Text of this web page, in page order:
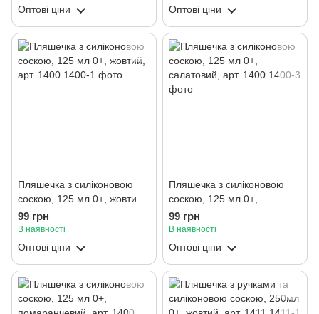
Оптові ціни Оптові ціни
Пляшечка з силіконовою
соскою, 125 мл 0+, жовтий,
арт. 1400
99 грн
В наявності
Оптові ціни
Пляшечка з силіконовою
соскою, 125 мл 0+,
салатовий, арт. 1400
99 грн
В наявності
Оптові ціни